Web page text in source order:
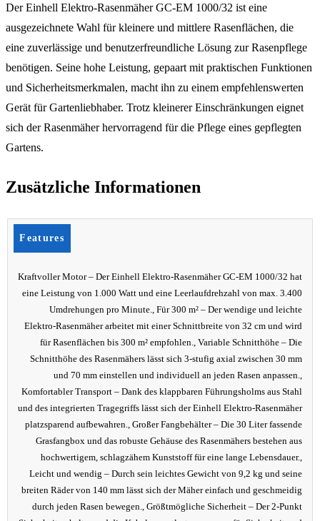
Der Einhell Elektro-Rasenmäher GC-EM 1000/32 ist eine
ausgezeichnete Wahl für kleinere und mittlere Rasenflächen, die
eine zuverlässige und benutzerfreundliche Lösung zur Rasenpflege
benötigen. Seine hohe Leistung, gepaart mit praktischen Funktionen
und Sicherheitsmerkmalen, macht ihn zu einem empfehlenswerten
Gerät für Gartenliebhaber. Trotz kleinerer Einschränkungen eignet
sich der Rasenmäher hervorragend für die Pflege eines gepflegten
Gartens.
Zusätzliche Informationen
Features
Kraftvoller Motor – Der Einhell Elektro-Rasenmäher GC-EM 1000/32 hat
eine Leistung von 1.000 Watt und eine Leerlaufdrehzahl von max. 3.400
Umdrehungen pro Minute., Für 300 m² – Der wendige und leichte
Elektro-Rasenmäher arbeitet mit einer Schnittbreite von 32 cm und wird
für Rasenflächen bis 300 m² empfohlen., Variable Schnitthöhe – Die
Schnitthöhe des Rasenmähers lässt sich 3-stufig axial zwischen 30 mm
und 70 mm einstellen und individuell an jeden Rasen anpassen.,
Komfortabler Transport – Dank des klappbaren Führungsholms aus Stahl
und des integrierten Tragegriffs lässt sich der Einhell Elektro-Rasenmäher
platzsparend aufbewahren., Großer Fangbehälter – Die 30 Liter fassende
Grasfangbox und das robuste Gehäuse des Rasenmähers bestehen aus
hochwertigem, schlagzähem Kunststoff für eine lange Lebensdauer.,
Leicht und wendig – Durch sein leichtes Gewicht von 9,2 kg und seine
breiten Räder von 140 mm lässt sich der Mäher einfach und geschmeidig
durch jeden Rasen bewegen., Größtmögliche Sicherheit – Der 2-Punkt